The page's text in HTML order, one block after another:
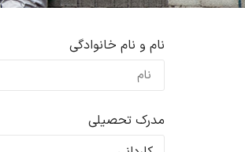
نام و نام خانوادگی
مدرک تحصیلی